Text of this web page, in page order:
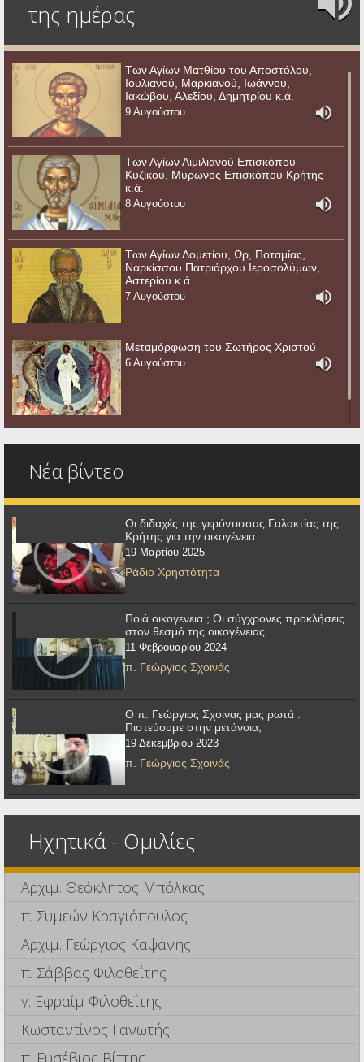
της ημέρας
Των Αγίων Ματθίου του Αποστόλου,
Ιουλιανού, Μαρκιανού, Ιωάννου,
Ιακώβου, Αλεξίου, Δημητρίου κ.ά.
9 Αυγούστου
Των Αγίων Αιμιλιανού Επισκόπου
Κυζίκου, Μύρωνος Επισκόπου Κρήτης
κ.ά.
8 Αυγούστου
Των Αγίων Δομετίου, Ωρ, Ποταμίας,
Ναρκίσσου Πατριάρχου Ιεροσολύμων,
Αστερίου κ.ά.
7 Αυγούστου
Μεταμόρφωση του Σωτήρος Χριστού
6 Αυγούστου
Νέα βίντεο
Οι διδαχές της γερόντισσας Γαλακτίας της
Κρήτης για την οικογένεια
19 Μαρτίου 2025
Ράδιο Χρηστότητα
Ποιά οικογενεια ; Οι σύγχρονες προκλήσεις
στον θεσμό της οικογένειας
11 Φεβρουαρίου 2024
π. Γεώργιος Σχοινάς
Ο π. Γεώργιος Σχοινας μας ρωτά :
Πιστεύουμε στην μετάνοια;
19 Δεκεμβρίου 2023
π. Γεώργιος Σχοινάς
Ηχητικά - Ομιλίες
Αρχιμ. Θεόκλητος Μπόλκας
π. Συμεών Κραγιόπουλος
Αρχιμ. Γεώργιος Καψάνης
π. Σάββας Φιλοθεΐτης
γ. Εφραίμ Φιλοθεΐτης
Κωσταντίνος Γανωτής
π. Ευσέβιος Βίττης